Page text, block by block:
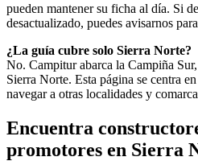
pueden mantener su ficha al día. Si
desactualizado, puedes avisarnos
¿La guía cubre solo Sierra Norte?
No. Campitur abarca la Campiña
Sierra Norte. Esta página se centra
navegar a otras localidades y
Encuentra
promotores en Sierra